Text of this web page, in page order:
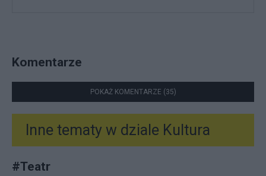
Komentarze
POKAŻ KOMENTARZE (35)
Inne tematy w dziale Kultura
#Teatr